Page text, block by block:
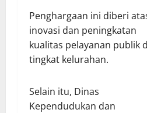
Penghargaan ini diberi
inovasi dan peningkatan
kualitas pelayanan publik
tingkat kelurahan.
Selain itu, Dinas
Kependudukan dan